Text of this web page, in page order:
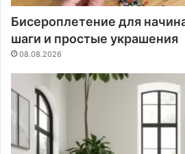
Бисероплетение для
шаги и простые украшения
08.08.2026